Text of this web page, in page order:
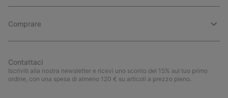
Comprare
Contattaci
Iscriviti alla nostra newsletter e ricevi uno sconto del 15% sul tuo primo
ordine, con una spesa di almeno 120 € su articoli a prezzo pieno.